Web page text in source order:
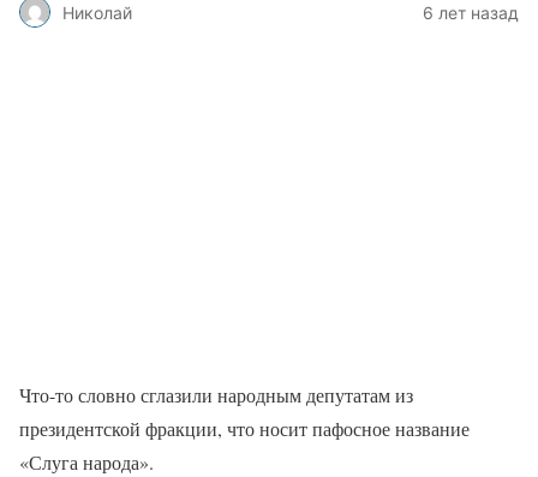
Николай 6 лет назад
Что-то словно сглазили народным депутатам из
президентской фракции, что носит пафосное название
«Слуга народа».